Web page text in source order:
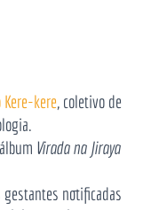
Kere-kere, coletivo de
Virada na Jiraya
notificadas